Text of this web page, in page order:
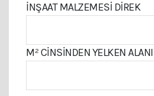
İNŞAAT MALZEMESI DIREK
M² CINSINDEN YELKEN ALANI